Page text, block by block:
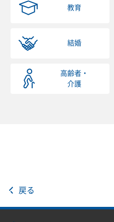
教育
結婚
高齢者・
介護
戻る